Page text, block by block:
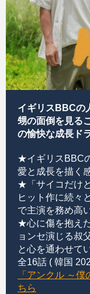
イギリスBBCの
甥の面倒を見る
の愉快な成長ド
★イギリスBBC
愛と成長を描く
★「サイコだけ
ヒット作に続々
で主演を務め高
★心に傷を抱え
ョンセ演じる叔
と心を通わせて
全16話 ( 韓国
「アンクル ～
ちら